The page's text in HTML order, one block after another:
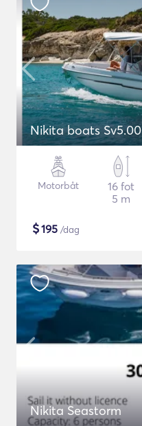
Nikita boats Sv5.00
Motorbåt
16 fot
5 m
$195 /dag
Nikita Seastorm